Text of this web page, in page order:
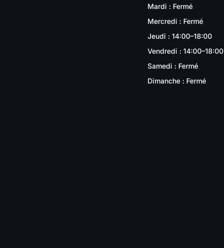
Mardi : Fermé
Mercredi : Fermé
Jeudi : 14:00–18:00
Vendredi : 14:00–18:00
Samedi : Fermé
Dimanche : Fermé